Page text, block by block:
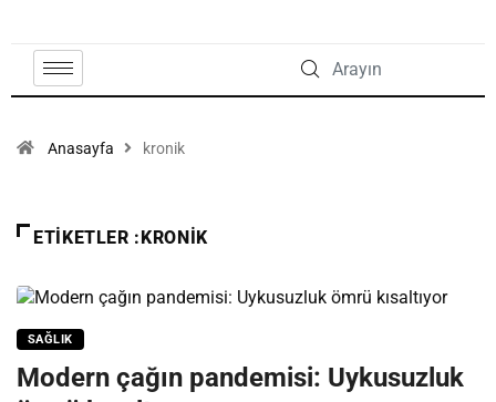
Anasayfa kronik
ETIKETLER :KRONIK
SAĞLIK
Modern çağın pandemisi: Uykusuzluk